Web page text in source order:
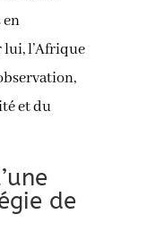
en
l’Afrique
et du
de